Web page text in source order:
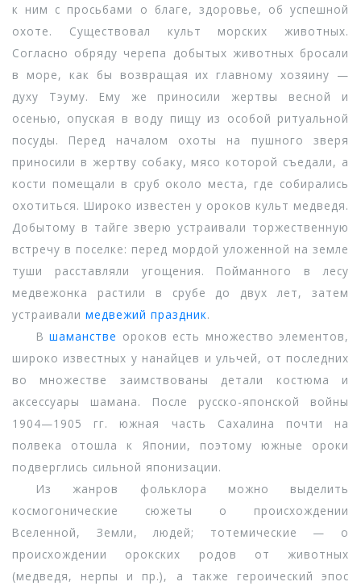
к ним с просьбами о благе, здоровье, об успешной
охоте. Существовал культ морских животных.
Согласно обряду черепа добытых животных бросали
в море, как бы возвращая их главному хозяину —
духу Тэуму. Ему же приносили жертвы весной и
осенью, опуская в воду пищу из особой ритуальной
посуды. Перед началом охоты на пушного зверя
приносили в жертву собаку, мясо которой съедали, а
кости помещали в сруб около места, где собирались
охотиться. Широко известен у ороков культ медведя.
Добытому в тайге зверю устраивали торжественную
встречу в поселке: перед мордой уложенной на земле
туши расставляли угощения. Пойманного в лесу
медвежонка растили в срубе до двух лет, затем
устраивали медвежий праздник.
Вшаманстве ороков есть множество элементов,
широко известных у нанайцев и ульчей, от последних
во множестве заимствованы детали костюма и
аксессуары шамана. После русско-японской войны
1904—1905 гг. южная часть Сахалина почти на
полвека отошла к Японии, поэтому южные ороки
подверглись сильной японизации.
Из жанров фольклора можно выделить
космогонические сюжеты о происхождении
Вселенной, Земли, людей; тотемические — о
происхождении орокских родов от животных
(медведя, нерпы и пр.), а также героический эпос